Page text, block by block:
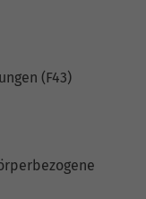
(F43)